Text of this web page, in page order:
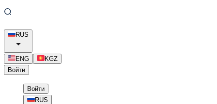
RUS
ENG
KGZ
Войти
Войти
RUS